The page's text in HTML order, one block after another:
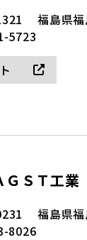
福島県
5723
ＳＴ工業
福島県
8026